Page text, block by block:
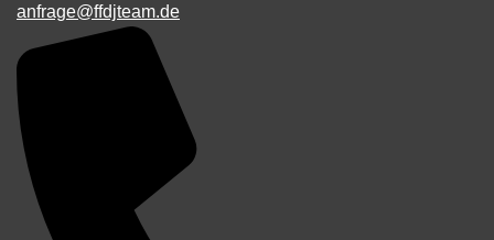
anfrage@ffdjteam.de